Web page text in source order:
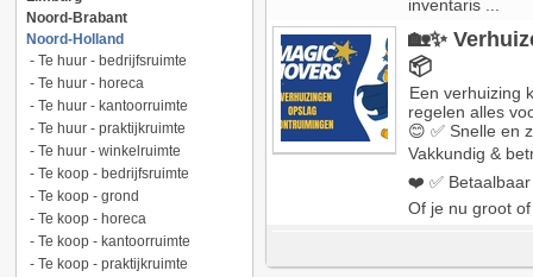
Noord-Brabant
Noord-Holland
- Te huur - bedrijfsruimte
- Te huur - horeca
- Te huur - kantoorruimte
- Te huur - praktijkruimte
- Te huur - winkelruimte
- Te koop - bedrijfsruimte
- Te koop - grond
- Te koop - horeca
- Te koop - kantoorruimte
- Te koop - praktijkruimte
inventaris ...
🏡✨
📦
Een verhuizing
regelen alles
😊 ✅ Snelle en
Vakkundig &
❤️ ✅ Betaalbaar
Of je nu groot